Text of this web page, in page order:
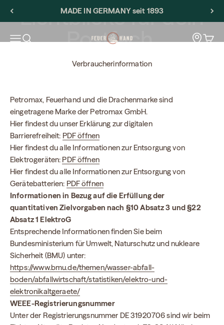
MADE IN GERMANY seit 1893
Ouvrir la navigation
Ouvrir la recherche Feuerhand Voir
Lichtblicke für dein
Postfach.
Verbraucherinformation
Petromax, Feuerhand und die Drachenmarke sind
eingetragene Marke der Petromax GmbH.
Hier findest du unser Erklärung zur digitalen
Barrierefreiheit: PDF öffnen
Hier findest du alle Informationen zur Entsorgung von
Elektrogeräten: PDF öffnen
Hier findest du alle Informationen zur Entsorgung von
Gerätebatterien: PDF öffnen
Informationen in Bezug auf die Erfüllung der
quantitativen Zielvorgaben nach §10 Absatz 3 und §22
Absatz 1 ElektroG
Entsprechende Informationen finden Sie beim
Bundesministerium für Umwelt, Naturschutz und nukleare
Sicherheit (BMU) unter:
https://www.bmu.de/themen/wasser-abfall-
boden/abfallwirtschaft/statistiken/elektro-und-
elektronikaltgeraete/
WEEE-Registrierungsnummer
Unter der Registrierungsnummer DE 31920706 sind wir beim